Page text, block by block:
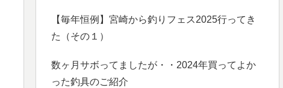
【毎年恒例】宮崎から釣りフェス2025行ってき
た（その１）
数ヶ月サボってましたが・・2024年買ってよか
った釣具のご紹介